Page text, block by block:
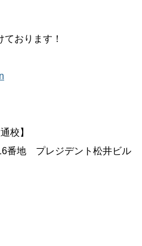
ております！
校】
番地 プレジデント松井ビル